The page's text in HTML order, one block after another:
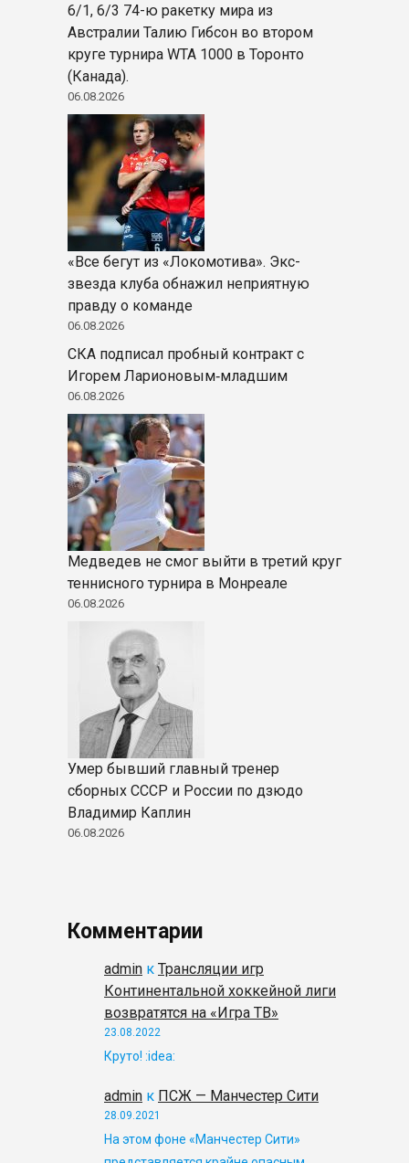
6/1, 6/3 74-ю ракетку мира из
Австралии Талию Гибсон во втором
круге турнира WTA 1000 в Торонто
(Канада).
06.08.2026
«Все бегут из «Локомотива». Экс-
звезда клуба обнажил неприятную
правду о команде
06.08.2026
СКА подписал пробный контракт с
Игорем Ларионовым‑младшим
06.08.2026
Медведев не смог выйти в третий круг
теннисного турнира в Монреале
06.08.2026
Умер бывший главный тренер
сборных СССР и России по дзюдо
Владимир Каплин
06.08.2026
Комментарии
admin к Трансляции игр
Континентальной хоккейной лиги
возвратятся на «Игра ТВ»
23.08.2022
Круто! :idea:
admin к ПСЖ — Манчестер Сити
28.09.2021
На этом фоне «Манчестер Сити»